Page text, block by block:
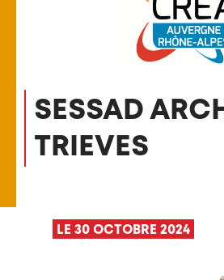
SESSAD
TRIEVES
LE 30 OCTOBRE 2024